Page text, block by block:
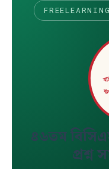
৪৬তম
প্রশ্ন